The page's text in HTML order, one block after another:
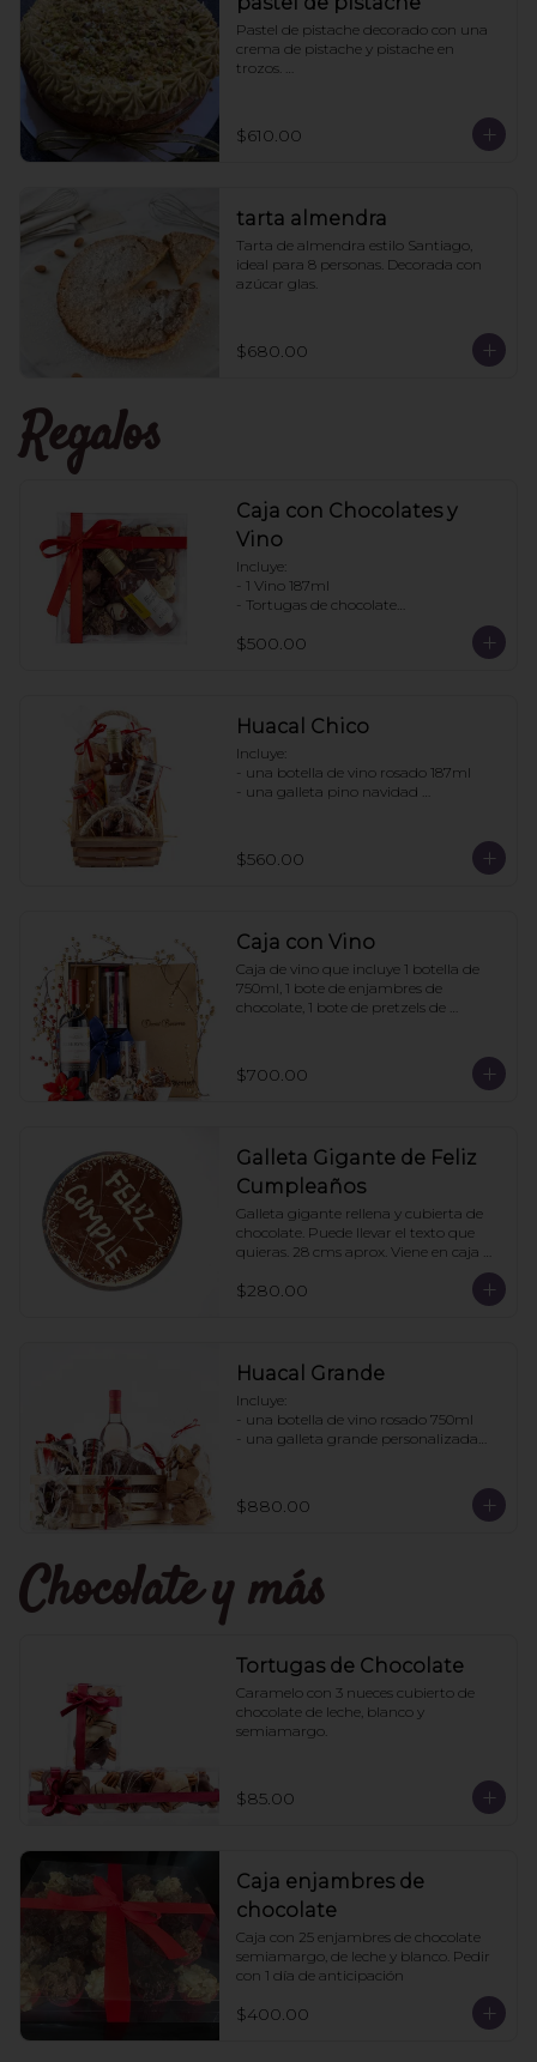
Pastel de pistache decorado con una
crema de pistache y pistache en
trozos.
los que les guste más el pan húmedo.
6 personas
$610.00
tarta almendra
Tarta de almendra estilo Santiago,
ideal para 8 personas. Decorada con
azúcar glas.
$680.00
Regalos
Caja con Chocolates y
Vino
Incluye:
- 1 Vino 187ml
- Tortugas de chocolate
- Pretzels con chocolate
$500.00
Huacal Chico
Incluye:
- una botella de vino rosado 187ml
- una galleta pino navidad
- 1 bolsa enjambres de chocolate
- 1 bote pretzels con chocolate
$560.00
Caja con Vino
Caja de vino que incluye 1 botella de
750ml, 1 bote de enjambres de
chocolate, 1 bote de pretzels de
6 días de anticipación. Mínimo de
pedido: 3 cajas
$700.00
Galleta Gigante de Feliz
Cumpleaños
Galleta gigante rellena y cubierta de
chocolate. Puede llevar el texto que
quieras. 28 cms aprox. Viene en caja
$280.00
Huacal Grande
Incluye:
- una botella de vino rosado 750ml
- una galleta grande personalizada
- 1 bote pretzles con chocolate
- 1 bolsa galletas jengibre
Pedidos con 2 días de anticipación
$880.00
Chocolate y más
Tortugas de Chocolate
Caramelo con 3 nueces cubierto de
chocolate de leche, blanco y
semiamargo.
$85.00
Caja enjambres de
chocolate
Caja con 25 enjambres de chocolate
semiamargo, de leche y blanco. Pedir
con 1 día de anticipación
$400.00